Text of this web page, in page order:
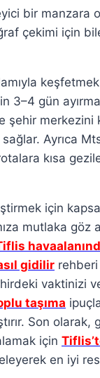
bir manzara
çekimi için
3–4 gün
şehir merkezini
Ayrıca
kısa
için
mutlaka göz
gidilir
vaktinizi
taşıma
Son olarak,
için
en iyi